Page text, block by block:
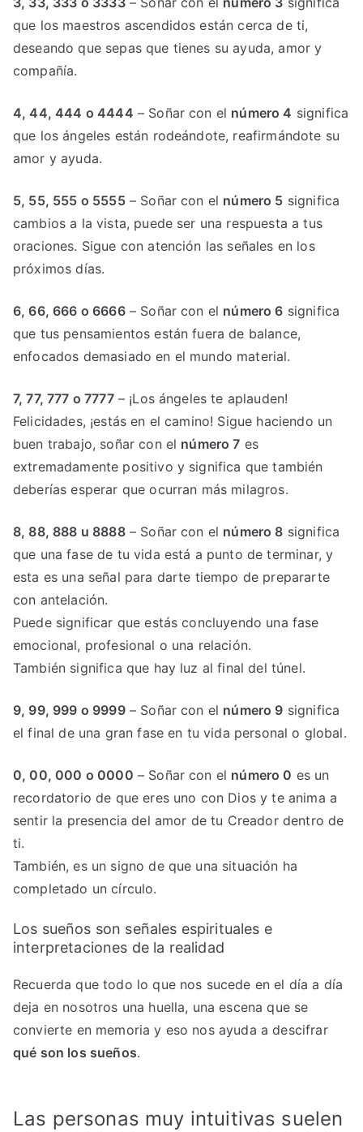
que los maestros ascendidos están cerca de ti,
deseando que sepas que tienes su ayuda, amor y
compañía.
4, 44, 444 o 4444 – Soñar con el número 4 significa
que los ángeles están rodeándote, reafirmándote su
amor y ayuda.
5, 55, 555 o 5555– Soñar con el número 5 significa
cambios a la vista, puede ser una respuesta a tus
oraciones. Sigue con atención las señales en los
próximos días.
6, 66, 666 o 6666– Soñar con el número 6 significa
que tus pensamientos están fuera de balance,
enfocados demasiado en el mundo material.
7, 77, 777 o 7777– ¡Los ángeles te aplauden!
Felicidades, ¡estás en el camino! Sigue haciendo un
buen trabajo, soñar con el número 7 es
extremadamente positivo y significa que también
deberías esperar que ocurran más milagros.
8, 88, 888 u 8888– Soñar con el número 8 significa
que una fase de tu vida está a punto de terminar, y
esta es una señal para darte tiempo de prepararte
con antelación.
Puede significar que estás concluyendo una fase
emocional, profesional o una relación.
También significa que hay luz al final del túnel.
9, 99, 999 o 9999– Soñar con el número 9 significa
el final de una gran fase en tu vida personal o global.
0, 00, 000 o 0000 – Soñar con el número 0 es un
recordatorio de que eres uno con Dios y te anima a
sentir la presencia del amor de tu Creador dentro de
ti.
También, es un signo de que una situación ha
completado un círculo.
Los sueños son señales espirituales e
interpretaciones de la realidad
Recuerda que todo lo que nos sucede en el día a día
deja en nosotros una huella, una escena que se
convierte en memoria y eso nos ayuda a descifrar
qué son los sueños.
Las personas muy intuitivas suelen